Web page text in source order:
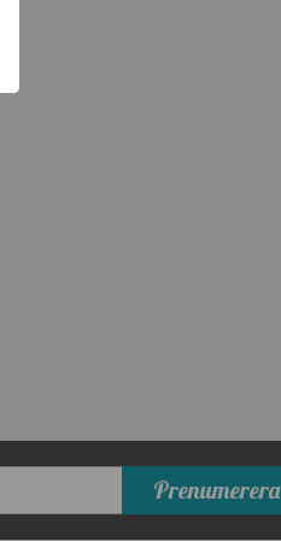
Prenumerera